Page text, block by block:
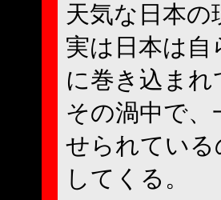
天気な日本の
実は日本は自
に巻き込まれ
その渦中で、
せられてい
してくる。